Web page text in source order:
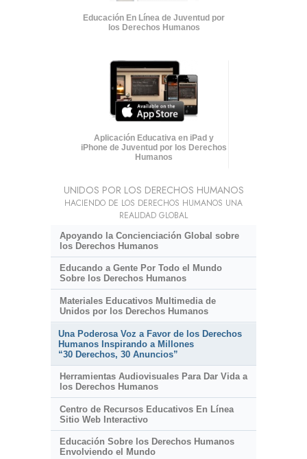
Educación En Línea de Juventud por
los Derechos Humanos
Aplicación Educativa en iPad y
iPhone de Juventud por los Derechos
Humanos
UNIDOS POR LOS DERECHOS HUMANOS
HACIENDO DE LOS DERECHOS HUMANOS UNA
REALIDAD GLOBAL
Apoyando la Concienciación Global sobre
los Derechos Humanos
Educando a Gente Por Todo el Mundo
Sobre los Derechos Humanos
Materiales Educativos Multimedia de
Unidos por los Derechos Humanos
Una Poderosa Voz a Favor de los Derechos
Humanos Inspirando a Millones
“30 Derechos, 30 Anuncios”
Herramientas Audiovisuales Para Dar Vida a
los Derechos Humanos
Centro de Recursos Educativos En Línea
Sitio Web Interactivo
Educación Sobre los Derechos Humanos
Envolviendo el Mundo